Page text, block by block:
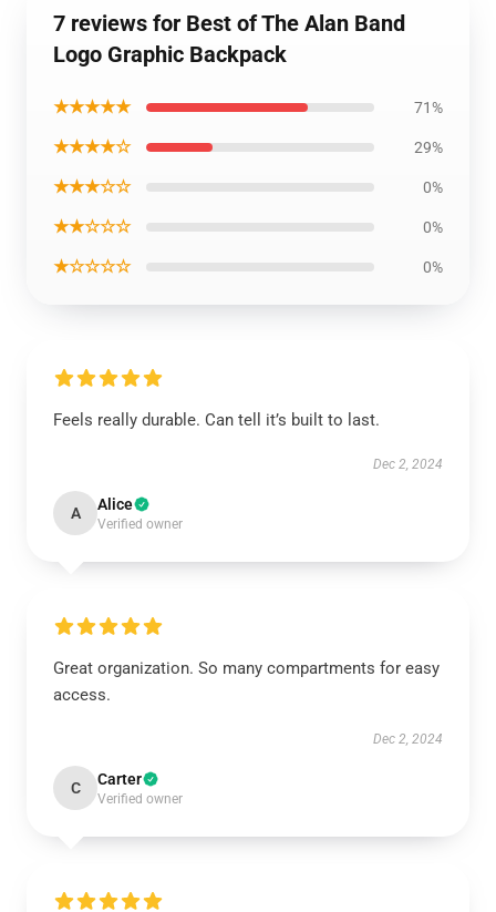
7 reviews for Best of The Alan Band
Logo Graphic Backpack
★★★★★ 71%
★★★★☆ 29%
★★★☆☆ 0%
★★☆☆☆ 0%
★☆☆☆☆ 0%
Feels really durable. Can tell it’s built to last.
Dec 2, 2024
A Alice
Verified owner
Great organization. So many compartments for easy
access.
Dec 2, 2024
C Carter
Verified owner